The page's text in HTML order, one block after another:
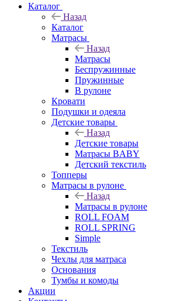
Каталог
Назад
Каталог
Матрасы
Назад
Матрасы
Беспружинные
Пружинные
В рулоне
Кровати
Подушки и одеяла
Детские товары
Назад
Детские товары
Матрасы BABY
Детский текстиль
Топперы
Матрасы в рулоне
Назад
Матрасы в рулоне
ROLL FOAM
ROLL SPRING
Simple
Текстиль
Чехлы для матраса
Основания
Тумбы и комоды
Акции